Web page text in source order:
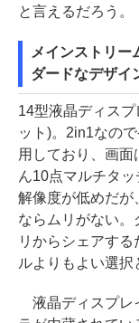
と言えるだろう。
メインストリー
ダードなデザイ
14型液晶ディス
ット)。2in1なの
用しており、画
ん10点マルチタ
解像度が低めだ
ならムリがない。
リからシェアす
ルよりもよい選択
液晶ディスプレ